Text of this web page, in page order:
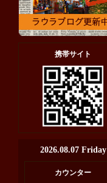
携帯サイト
2026.08.07 Friday
カウンター